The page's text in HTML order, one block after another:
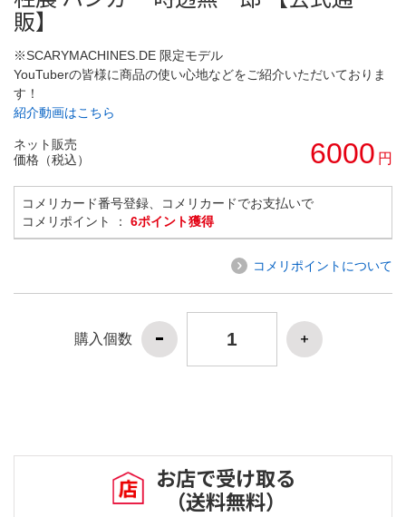
販】
※SCARYMACHINES.DE 限定モデル
YouTuberの皆様に商品の使い心地などをご紹介いただいておりま
す！
紹介動画はこちら
ネット販売
価格（税込）
6000 円
コメリカード番号登録、コメリカードでお支払いで
コメリポイント ： 6ポイント獲得
コメリポイントについて
購入個数
お店で受け取る
（送料無料）